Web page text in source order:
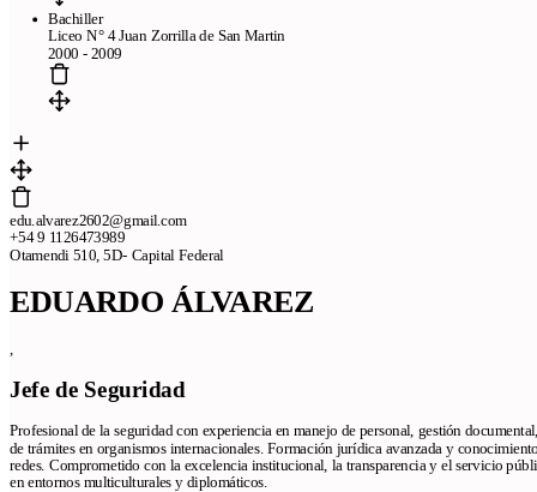
Bachiller
Liceo N° 4 Juan Zorrilla de San Martin
2000 - 2009
edu.alvarez2602@gmail.com
+54 9 1126473989
Otamendi 510, 5D- Capital Federal
EDUARDO ÁLVAREZ
Jefe de Seguridad
Profesional de la seguridad con experiencia en manejo de personal, gestión
de trámites en organismos internacionales. Formación jurídica avanzada y
redes. Comprometido con la excelencia institucional, la transparencia y el servicio
en entornos multiculturales y diplomáticos.